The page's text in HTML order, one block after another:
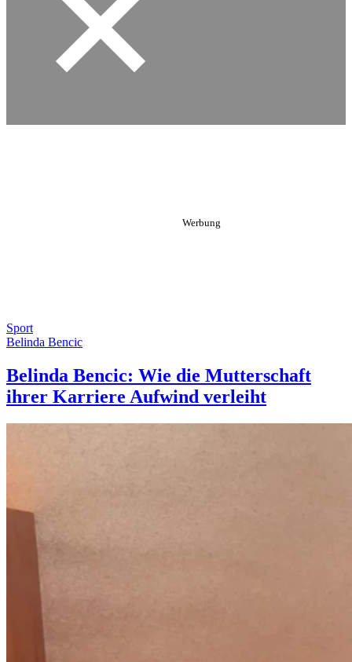
Sport
Belinda Bencic
Belinda Bencic: Wie die Mutterschaft
ihrer Karriere Aufwind verleiht